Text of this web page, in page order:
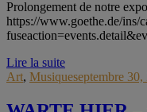
Prolongement de notre
https://www.goethe.de/ins/
Lire la suite
Art, Musiqueseptembre 30,